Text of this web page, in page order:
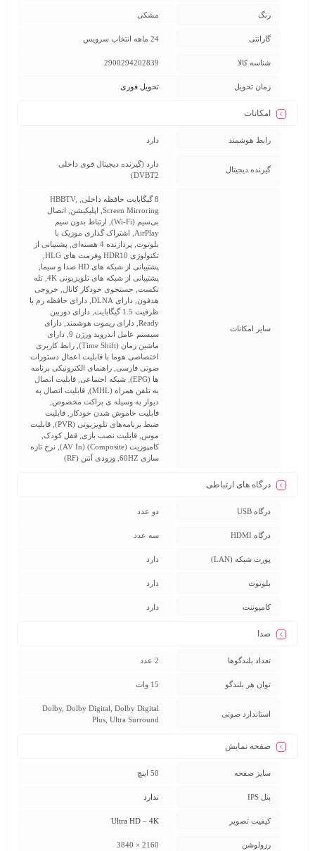
رنگ مشکی
گارانتی 24 ماهه انتخاب سرویس
شناسه کالا 2900294202839
زمان تحویل تحویل فوری
امکانات
رابط هوشمند دارد
گيرنده ديجيتال
دارد (گیرنده دیجیتال قوی داخلی
DVBT2)
سایر امکانات
8 گیگابایت حافظه داخلی, HBBTV,
Screen Mirroring, اپلیکیشن, اتصال
بی‌سیم (Wi-Fi), ارتباط بدون سیم
AirPlay, اشتراک گذاری موزیک با
بلوتوث, پردازنده 4 هسته‌ای, پشتیبانی از
پشتیبانی از شبکه های HD صدا و سیما,
پشتیبانی از شبکه های تلویزیونی 4K, تله
تکست, جستجوی خودکار کانال, خروجی
هدفون, دارای DLNA, دارای حافظه رم با
ظرفیت 1.5 گیگابایت, دارای دوربین
Ready, دارای ریموت هوشمند, دارای
سیستم عامل اندروید ورژن 9, دارای
ماشین زمان (Time Shift), رابط کاربری
اختصاصی هوما با قابلیت اعمال دستورات
صوتی فارسی, راهنمای الکترونیکی برنامه
ها (EPG), شبکه اجتماعی, قابلیت اتصال
به تلفن همراه (MHL), قابلیت اتصال به
دیوار به وسیله ی براکت مخصوص,
قابلیت خاموش شدن خودکار, قابلیت
ضبط برنامه‌های تلویزیونی (PVR), قابلیت
موس, قابلیت نصب بازی, قفل کودک,
کامپوزیت (Composite) (AV In), نرخ تازه
سازی 60HZ, ورودی آنتن (RF)
درگاه های ارتباطی
درگاه USB دو عدد
درگاه HDMI سه عدد
پورت شبکه (LAN) دارد
بلوتوث دارد
کامپوننت دارد
صدا
تعداد بلندگوها 2 عدد
توان هر بلندگو 15 وات
استاندارد صوتی
Dolby, Dolby Digital, Dolby Digital
Plus, Ultra Surround
صفحه نمایش
سایز صفحه 50 اینچ
پنل IPS ندارد
کیفیت تصویر Ultra HD – 4K
رزولوشن 2160 × 3840